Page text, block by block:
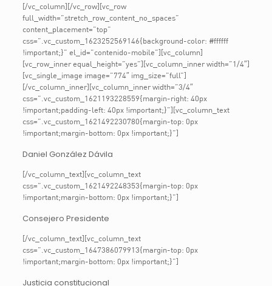
[/vc_column][/vc_row][vc_row
full_width=”stretch_row_content_no_spaces”
content_placement=”top”
css=”.vc_custom_1623252569146{background-color: #ffffff
!important;}” el_id=”contenido-mobile”][vc_column]
[vc_row_inner equal_height=”yes”][vc_column_inner width=”1/4″]
[vc_single_image image=”774″ img_size=”full”]
[/vc_column_inner][vc_column_inner width=”3/4″
css=”.vc_custom_1621193228559{margin-right: 40px
!important;padding-left: 40px !important;}”][vc_column_text
css=”.vc_custom_1621492230780{margin-top: 0px
!important;margin-bottom: 0px !important;}”]
Daniel González Dávila
[/vc_column_text][vc_column_text
css=”.vc_custom_1621492248353{margin-top: 0px
!important;margin-bottom: 0px !important;}”]
Consejero Presidente
[/vc_column_text][vc_column_text
css=”.vc_custom_1647386079913{margin-top: 0px
!important;margin-bottom: 0px !important;}”]
Justicia constitucional